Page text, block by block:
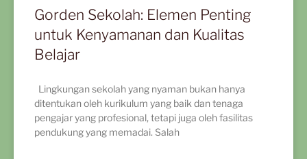
Gorden Sekolah: Elemen Penting
untuk Kenyamanan dan Kualitas
Belajar
Lingkungan sekolah yang nyaman bukan hanya
ditentukan oleh kurikulum yang baik dan tenaga
pengajar yang profesional, tetapi juga oleh fasilitas
pendukung yang memadai. Salah